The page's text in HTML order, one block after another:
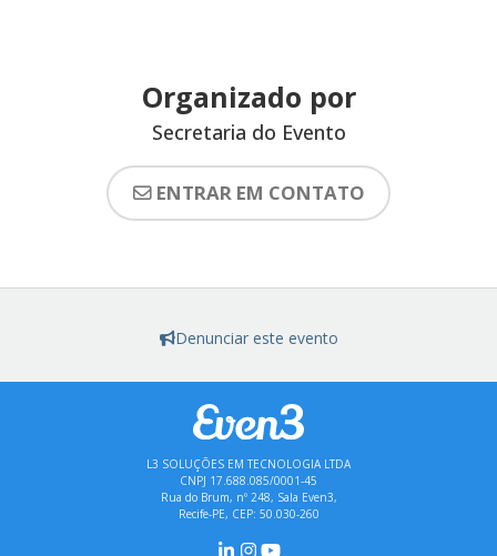
Organizado por
Secretaria do Evento
ENTRAR EM CONTATO
Denunciar este evento
L3 SOLUÇÕES EM TECNOLOGIA LTDA
CNPJ 17.688.085/0001-45
Rua do Brum, nº 248, Sala Even3,
Recife-PE, CEP: 50.030-260